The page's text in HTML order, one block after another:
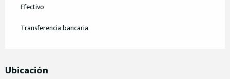
Efectivo
Transferencia bancaria
Ubicación